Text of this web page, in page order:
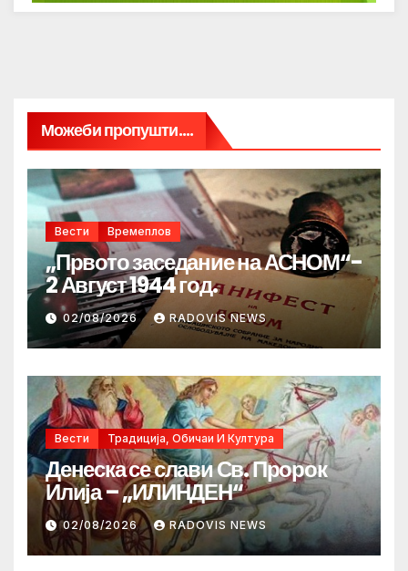
Можеби пропушти....
Вести Времеплов
„Првото заседание на АСНОМ“-
2 Август 1944 год.
02/08/2026 RADOVIS NEWS
Вести Традиција, Обичаи И Култура
Денеска се слави Св. Пророк
Илија – „ИЛИНДЕН“
02/08/2026 RADOVIS NEWS